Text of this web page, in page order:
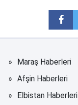
Maraş Haberleri
Afşin Haberleri
Elbistan Haberleri